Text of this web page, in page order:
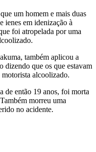
um homem e mais duas
ienes em idenização à
foi atropelada por uma
também aplicou a
dizendo que os que estavam
alcoolizado.
de então 19 anos, foi morta
morreu uma
no acidente.